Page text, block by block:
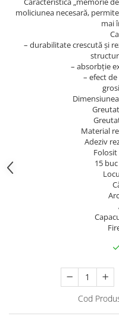
moliciunea necesară,
mai
– durabilitate crescută și
– absorbție
– efect
Material
Adeziv
Folosit
15
Cod